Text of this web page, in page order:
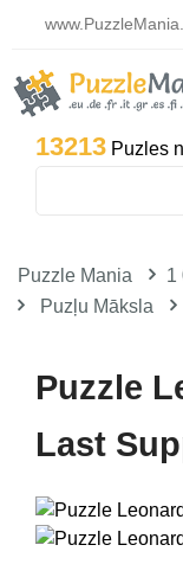
13213 Puzles
Puzzle Mania 1
Puzļu Māksla
Puzzle
Last